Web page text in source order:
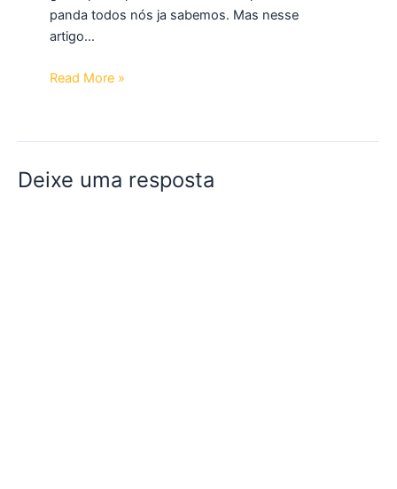
panda todos nós ja sabemos. Mas nesse
artigo…
Read More »
Deixe uma resposta